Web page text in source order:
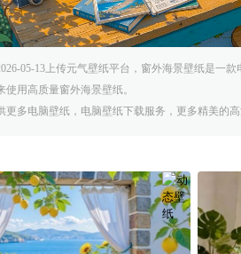
05-13上传元气壁纸平台，窗外海景壁纸是一
使用高质量窗外海景壁纸。
更多电脑壁纸，电脑壁纸下载服务，更多精美的